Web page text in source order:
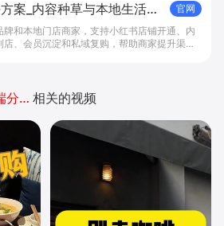
案_内容种草与本地生活转
找有赞
官网
和本地门店商家，支持小红书店铺开通、内
、会员沉淀和私域复购，帮助商家提升渠道
APP后端和小程序后端分别开发吗 相关的视频